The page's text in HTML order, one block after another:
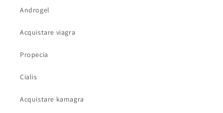
Androgel
Acquistare viagra
Propecia
Cialis
Acquistare kamagra